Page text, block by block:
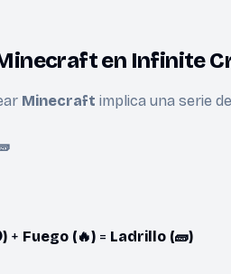
en Infinite
Minecraft implica una serie
+ Fuego (🔥) = Ladrillo (🧱)